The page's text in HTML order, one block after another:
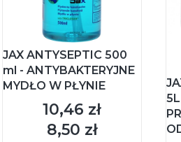
JAX ANTYSEPTIC 500
ml - ANTYBAKTERYJNE
MYDŁO W PŁYNIE
Cena
10,46 zł
Cena
8,50 zł